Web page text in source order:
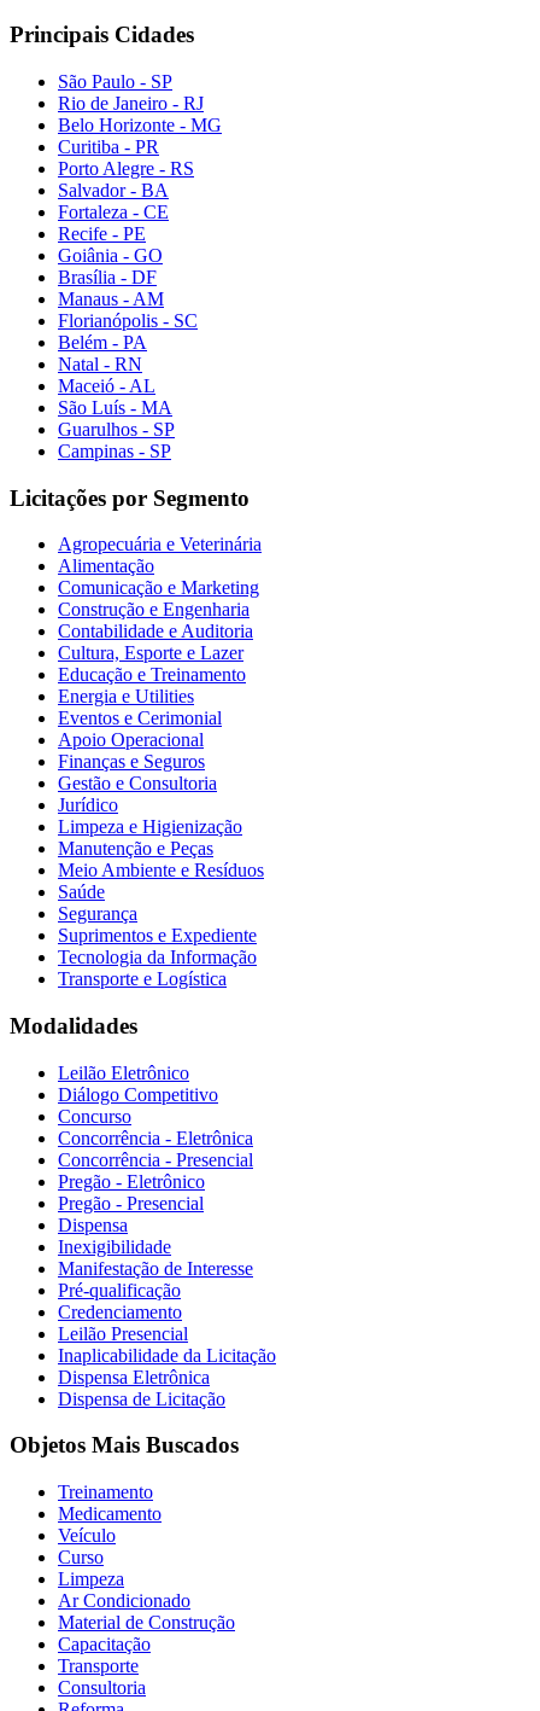
Principais Cidades
São Paulo - SP
Rio de Janeiro - RJ
Belo Horizonte - MG
Curitiba - PR
Porto Alegre - RS
Salvador - BA
Fortaleza - CE
Recife - PE
Goiânia - GO
Brasília - DF
Manaus - AM
Florianópolis - SC
Belém - PA
Natal - RN
Maceió - AL
São Luís - MA
Guarulhos - SP
Campinas - SP
Licitações por Segmento
Agropecuária e Veterinária
Alimentação
Comunicação e Marketing
Construção e Engenharia
Contabilidade e Auditoria
Cultura, Esporte e Lazer
Educação e Treinamento
Energia e Utilities
Eventos e Cerimonial
Apoio Operacional
Finanças e Seguros
Gestão e Consultoria
Jurídico
Limpeza e Higienização
Manutenção e Peças
Meio Ambiente e Resíduos
Saúde
Segurança
Suprimentos e Expediente
Tecnologia da Informação
Transporte e Logística
Modalidades
Leilão Eletrônico
Diálogo Competitivo
Concurso
Concorrência - Eletrônica
Concorrência - Presencial
Pregão - Eletrônico
Pregão - Presencial
Dispensa
Inexigibilidade
Manifestação de Interesse
Pré-qualificação
Credenciamento
Leilão Presencial
Inaplicabilidade da Licitação
Dispensa Eletrônica
Dispensa de Licitação
Objetos Mais Buscados
Treinamento
Medicamento
Veículo
Curso
Limpeza
Ar Condicionado
Material de Construção
Capacitação
Transporte
Consultoria